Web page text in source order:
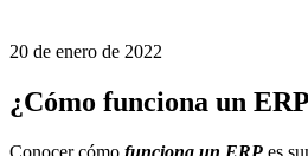
20 de enero de 2022
¿Cómo funciona un
Conocer cómo funciona un ERP es